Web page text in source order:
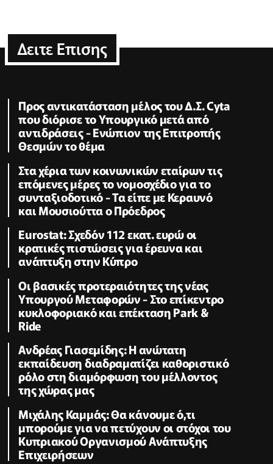
Δειτε Επισης
Προς αντικατάσταση μέλος του Δ.Σ. Cyta
που διόρισε το Υπουργικό μετά από
αντιδράσεις - Ενώπιον της Επιτροπής
Θεσμών το θέμα
Στα χέρια των κοινωνικών εταίρων τις
επόμενες μέρες το νομοσχέδιο για το
συνταξιοδοτικό - Τα είπε με Κεραυνό
και Μουσιούττα ο Πρόεδρος
Eurostat: Σχεδόν 112 εκατ. ευρώ οι
κρατικές πιστώσεις για έρευνα και
ανάπτυξη στην Κύπρο
Οι βασικές προτεραιότητες της νέας
Υπουργού Μεταφορών - Στο επίκεντρο
κυκλοφοριακό και επέκταση Park &
Ride
Ανδρέας Γιασεμίδης: Η ανώτατη
εκπαίδευση διαδραματίζει καθοριστικό
ρόλο στη διαμόρφωση του μέλλοντος
της χώρας μας
Μιχάλης Καμμάς: Θα κάνουμε ό,τι
μπορούμε για να πετύχουν οι στόχοι του
Κυπριακού Οργανισμού Ανάπτυξης
Επιχειρήσεων